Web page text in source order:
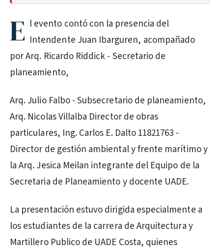
E l evento contó con la presencia del
Intendente Juan Ibarguren, acompañado
por Arq. Ricardo Riddick - Secretario de
planeamiento,
Arq. Julio Falbo - Subsecretario de planeamiento,
Arq. Nicolas Villalba Director de obras
particulares, Ing. Carlos E. Dalto 11821763 -
Director de gestión ambiental y frente marítimo y
la Arq. Jesica Meilan integrante del Equipo de la
Secretaria de Planeamiento y docente UADE.
La presentación estuvo dirigida especialmente a
los estudiantes de la carrera de Arquitectura y
Martillero Publico de UADE Costa, quienes